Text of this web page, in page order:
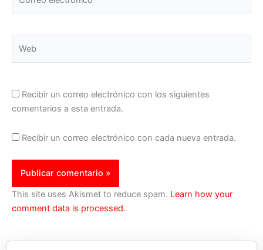
electrónico*
Recibir un correo electrónico con los siguientes
comentarios a esta entrada.
Recibir un correo electrónico con cada nueva entrada.
This site uses Akismet to reduce spam. Learn how your
comment data is processed.